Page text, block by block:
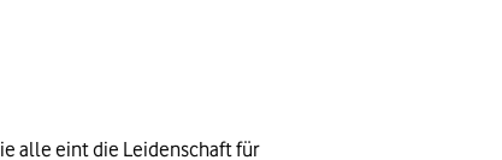
alle eint die Leidenschaft für